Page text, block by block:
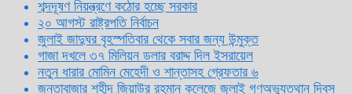
শব্দদূষণ নিয়ন্ত্রণে কঠোর হচ্ছে সরকার
২০ আগস্ট রাষ্ট্রপতি নির্বাচন
জুলাই জাদুঘর বৃহস্পতিবার থেকে সবার জন্য উন্মুক্ত
গাজা দখলে ৩৭ মিলিয়ন ডলার বরাদ্দ দিল ইসরায়েল
নতুন ধারার মোমিন মেহেদী ও শান্তাসহ গ্রেফতার ৬
জনতাবাজার শহীদ জিয়াউর রহমান কলেজে জুলাই গণঅভ্যুত্থান দিবস